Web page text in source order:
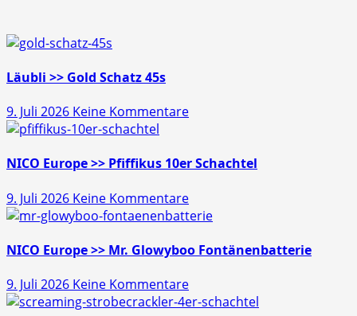
Läubli >> Gold Schatz 45s
9. Juli 2026 Keine Kommentarezu
Gold
45s
NICO Europe >> Pfiffikus 10er Schachtel
9. Juli 2026 Keine Kommentarezu
NICO
>>
10er
Schachtel
NICO Europe >> Mr. Glowyboo Fontänenbatterie
9. Juli 2026 Keine Kommentarezu
NICO